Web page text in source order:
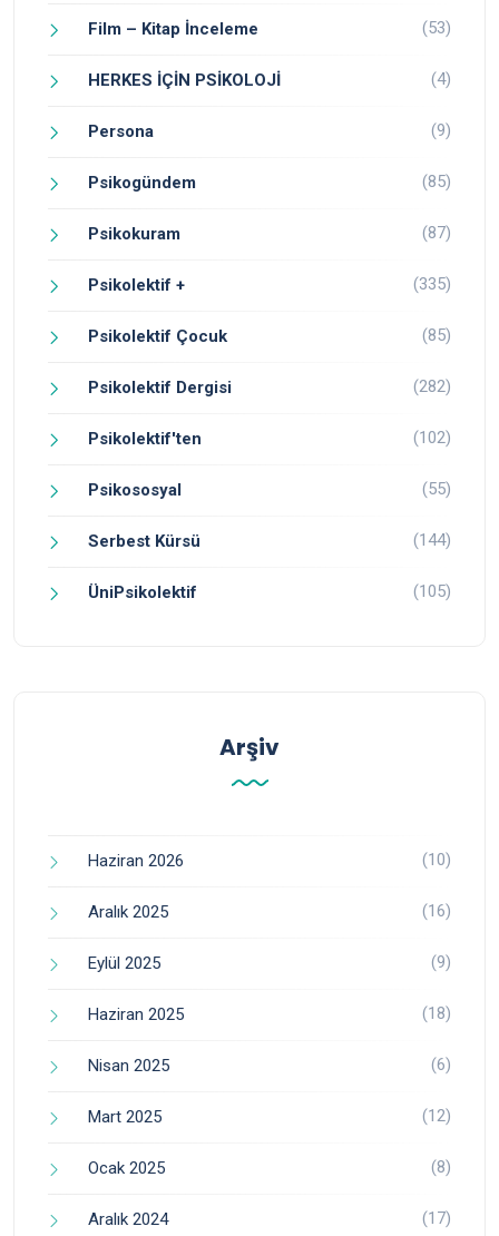
Film – Kitap İnceleme (53)
HERKES İÇİN PSİKOLOJİ (4)
Persona (9)
Psikogündem (85)
Psikokuram (87)
Psikolektif + (335)
Psikolektif Çocuk (85)
Psikolektif Dergisi (282)
Psikolektif'ten (102)
Psikososyal (55)
Serbest Kürsü (144)
ÜniPsikolektif (105)
Arşiv
Haziran 2026 (10)
Aralık 2025 (16)
Eylül 2025 (9)
Haziran 2025 (18)
Nisan 2025 (6)
Mart 2025 (12)
Ocak 2025 (8)
Aralık 2024 (17)